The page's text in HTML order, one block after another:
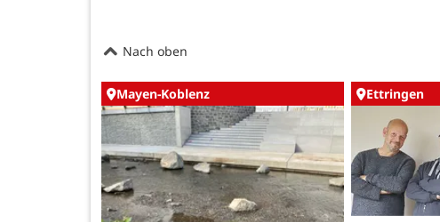
Nach oben
Mayen-Koblenz Ettringen